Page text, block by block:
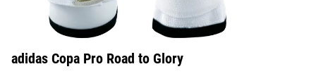
adidas Copa Pro Road to Glory